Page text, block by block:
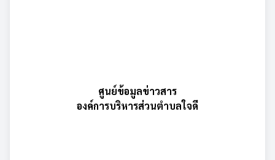
ศูนย์ข้อมูลข่าวสาร
องค์การบริหารส่วนตำบลใจดี